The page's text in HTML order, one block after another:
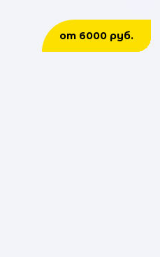
от 6000 руб.